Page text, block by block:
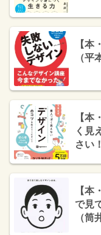
【本
（平
【本
く見
さい
【本
で見
（筒